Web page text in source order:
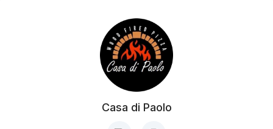
Casa di Paolo